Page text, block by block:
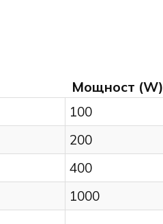
Мощност (W)
100
200
400
1000